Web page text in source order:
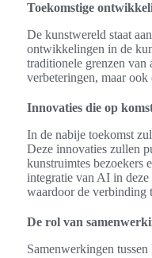
Toekomstige
De kunstwereld staat
ontwikkelingen in de
traditionele grenzen van
verbeteringen, maar ook
Innovaties die op
In de nabije toekomst
Deze innovaties zullen
kunstruimtes bezoekers
integratie van AI in deze
waardoor de verbinding
De rol van
Samenwerkingen